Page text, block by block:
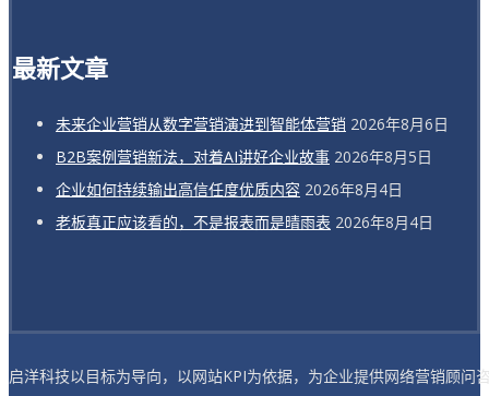
最新文章
未来企业营销从数字营销演进到智能体营销 2026年8月6日
B2B案例营销新法，对着AI讲好企业故事 2026年8月5日
企业如何持续输出高信任度优质内容 2026年8月4日
老板真正应该看的，不是报表而是晴雨表 2026年8月4日
启洋科技以目标为导向，以网站KPI为依据，为企业提供网络营销顾问